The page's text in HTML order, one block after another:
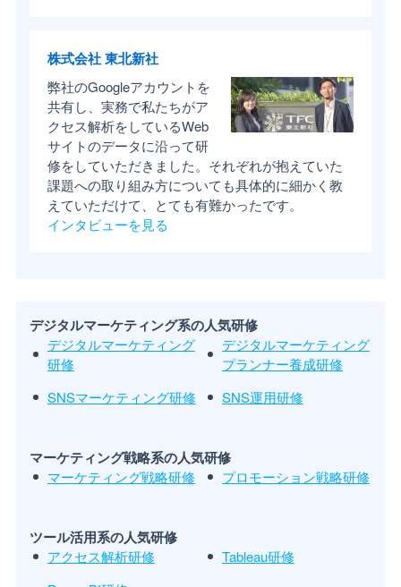
株式会社 東北新社
弊社のGoogleアカウントを
共有し、実務で私たちがア
クセス解析をしているWeb
サイトのデータに沿って研
修をしていただきました。それぞれが抱えていた
課題への取り組み方についても具体的に細かく教
えていただけて、とても有難かったです。
インタビューを見る
デジタルマーケティング系の人気研修
デジタルマーケティング
研修
デジタルマーケティング
プランナー養成研修
SNSマーケティング研修
SNS運用研修
マーケティング戦略系の人気研修
マーケティング戦略研修 プロモーション戦略研修
ツール活用系の人気研修
アクセス解析研修
Tableau研修